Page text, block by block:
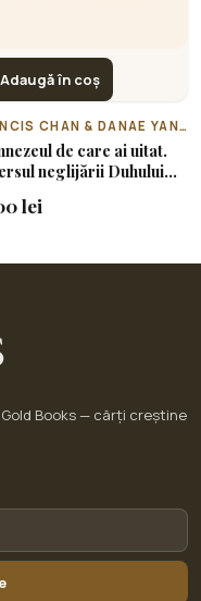
Adaugă în coș
FRANCIS CHAN & DANAE YANKOSKI
de care ai uitat.
neglijării Duhului
lei
Books — cărți creștine